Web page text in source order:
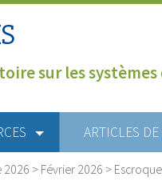
sur les
ARTICLES DE
2026 > Février 2026 >